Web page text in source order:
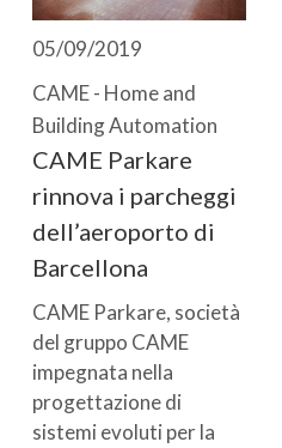
05/09/2019
CAME - Home and
Building Automation
CAME Parkare
rinnova i parcheggi
dell’aeroporto di
Barcellona
CAME Parkare, società
del gruppo CAME
impegnata nella
progettazione di
sistemi evoluti per la